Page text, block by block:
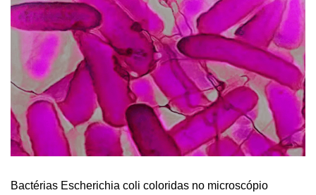
Bactérias Escherichia coli coloridas no microscópio